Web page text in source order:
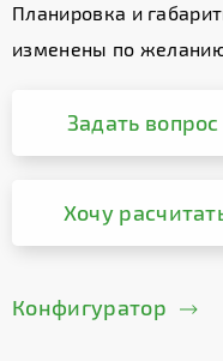
Планировка и
изменены по
Задать
Хочу
Конфигуратор